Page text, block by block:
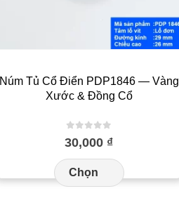
Núm Tủ Cổ Điển PDP1846 — Vàng
Xước & Đồng Cổ
out of 5
30,000 ₫
Chọn
Sản
phẩm